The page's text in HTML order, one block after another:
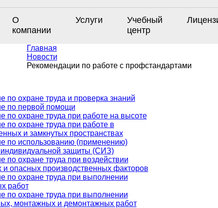
О
компании
Услуги
Учебный
центр
Главная
Новости
Рекомендации по работе с профстандартами
по охране труда и проверка знаний
по первой помощи
по охране труда при работе на высоте
по охране труда при работе в
и замкнутых пространствах
по использованию (применению)
индивидуальной защиты (СИЗ)
по охране труда при воздействии
и опасных производственных факторов
по охране труда при выполнении
работ
по охране труда при выполнении
монтажных и демонтажных работ